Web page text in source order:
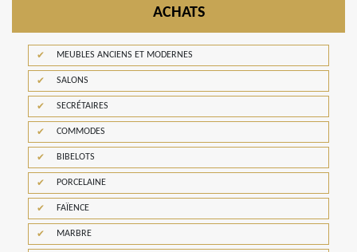
ACHATS
MEUBLES ANCIENS ET MODERNES
SALONS
SECRÉTAIRES
COMMODES
BIBELOTS
PORCELAINE
FAÏENCE
MARBRE